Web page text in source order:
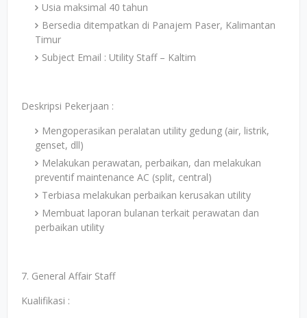
Usia maksimal 40 tahun
Bersedia ditempatkan di Panajem Paser, Kalimantan
Timur
Subject Email : Utility Staff – Kaltim
Deskripsi Pekerjaan :
Mengoperasikan peralatan utility gedung (air, listrik,
genset, dll)
Melakukan perawatan, perbaikan, dan melakukan
preventif maintenance AC (split, central)
Terbiasa melakukan perbaikan kerusakan utility
Membuat laporan bulanan terkait perawatan dan
perbaikan utility
7. General Affair Staff
Kualifikasi :